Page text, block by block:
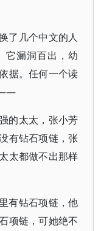
了几个中文的人
它漏洞百出，幼
据。任何一个读
——
的太太，张小芳
有钻石项链，张
太都做不出那样
有钻石项链，他
项链，可她绝不